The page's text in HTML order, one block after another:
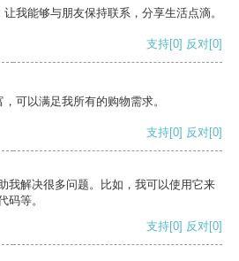
我能够与朋友保持联系，分享生活点滴。
支持[0] 反对[0]
可以满足我所有的购物需求。
支持[0] 反对[0]
我解决很多问题。比如，我可以使用它来
码等。
支持[0] 反对[0]